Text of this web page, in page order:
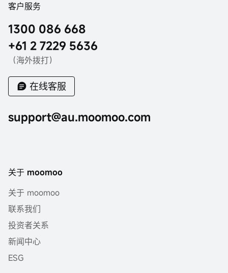
客户服务
1300 086 668
+61 2 7229 5636
（海外拨打）
在线客服
support@au.moomoo.com
关于 moomoo
关于 moomoo
联系我们
投资者关系
新闻中心
ESG